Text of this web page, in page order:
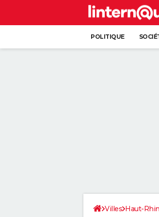
POLITIQUE
Villes Haut-Rhin